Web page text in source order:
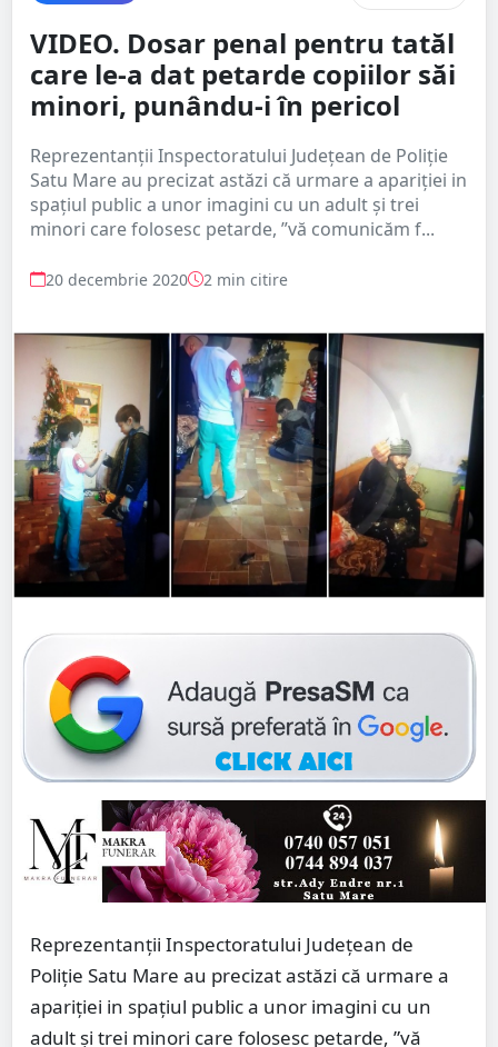
VIDEO. Dosar penal pentru tatăl
care le-a dat petarde copiilor săi
minori, punându-i în pericol
Reprezentanții Inspectoratului Județean de Poliție
Satu Mare au precizat astăzi că urmare a apariției in
spațiul public a unor imagini cu un adult și trei
minori care folosesc petarde, ”vă comunicăm f...
20 decembrie 2020 2 min citire
Reprezentanții Inspectoratului Județean de
Poliție Satu Mare au precizat astăzi că urmare a
apariției in spațiul public a unor imagini cu un
adult și trei minori care folosesc petarde, ”vă